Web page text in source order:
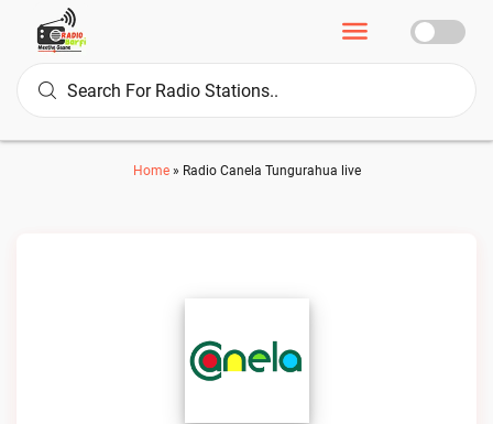
Home» Radio Canela Tungurahua live